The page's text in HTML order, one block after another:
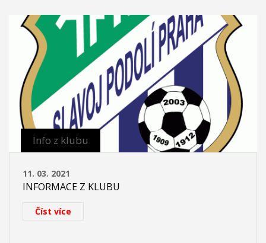
Info z klubu
11. 03. 2021
INFORMACE Z KLUBU
Číst více